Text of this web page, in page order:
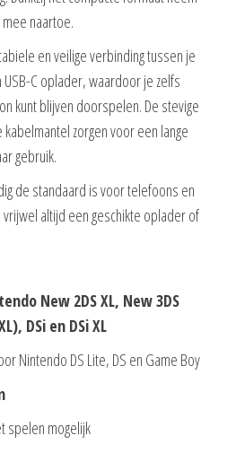
naartoe.
en veilige verbinding tussen je
C oplader, waardoor je zelfs
kunt blijven doorspelen. De stevige
zorgen voor een lange
gebruik.
de standaard is voor telefoons en
altijd een geschikte oplader of
New 2DS XL, New 3DS
DSi en DSi XL
Nintendo DS Lite, DS en Game Boy
spelen mogelijk